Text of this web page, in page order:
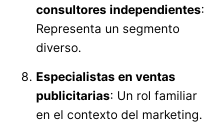
consultores independientes:
Representa un segmento
diverso.
Especialistas en ventas
publicitarias: Un rol familiar
en el contexto del marketing.